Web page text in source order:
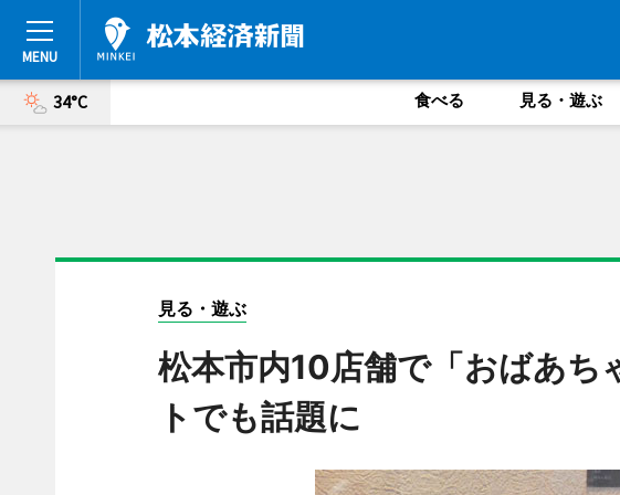
34°C 食べる 見る・遊ぶ
見る・遊ぶ
松本市内10店舗で「おばあち
トでも話題に